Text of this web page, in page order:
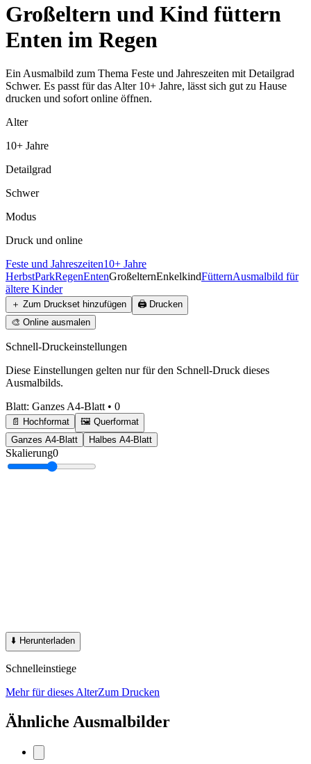
Großeltern und Kind füttern
Enten im Regen
Ein Ausmalbild zum Thema Feste und Jahreszeiten mit Detailgrad
Schwer. Es passt für das Alter 10+ Jahre, lässt sich gut zu Hause
drucken und sofort online öffnen.
Alter
10+ Jahre
Detailgrad
Schwer
Modus
Druck und online
Feste und Jahreszeiten10+ Jahre
HerbstParkRegenEntenGroßelternEnkelkindFütternAusmalbild für
ältere Kinder
＋ Zum Druckset hinzufügen 🖨️ Drucken
🎨 Online ausmalen
Schnell-Druckeinstellungen
Diese Einstellungen gelten nur für den Schnell-Druck dieses
Ausmalbilds.
Blatt: Ganzes A4-Blatt • 0
📄 Hochformat
🖼️ Querformat
Ganzes A4-Blatt
Halbes A4-Blatt
Skalierung0
⬇️ Herunterladen
Schnelleinstiege
Mehr für dieses AlterZum Drucken
Ähnliche Ausmalbilder